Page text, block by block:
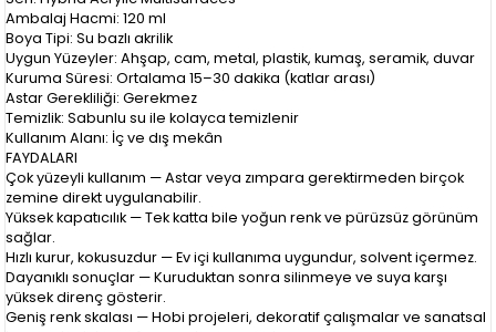
Ambalaj Hacmi: 120 ml
Boya Tipi: Su bazlı akrilik
Uygun Yüzeyler: Ahşap, cam, metal, plastik, kumaş, seramik, duvar
Kuruma Süresi: Ortalama 15–30 dakika (katlar arası)
Astar Gerekliliği: Gerekmez
Temizlik: Sabunlu su ile kolayca temizlenir
Kullanım Alanı: İç ve dış mekân
FAYDALARI
Çok yüzeyli kullanım — Astar veya zımpara gerektirmeden birçok
zemine direkt uygulanabilir.
Yüksek kapatıcılık — Tek katta bile yoğun renk ve pürüzsüz görünüm
sağlar.
Hızlı kurur, kokusuzdur — Ev içi kullanıma uygundur, solvent içermez.
Dayanıklı sonuçlar — Kuruduktan sonra silinmeye ve suya karşı
yüksek direnç gösterir.
Geniş renk skalası — Hobi projeleri, dekoratif çalışmalar ve sanatsal